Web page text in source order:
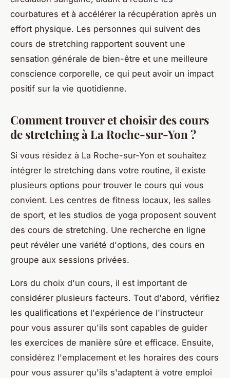
courbatures et à accélérer la récupération après un
effort physique. Les personnes qui suivent des
cours de stretching rapportent souvent une
sensation générale de bien-être et une meilleure
conscience corporelle, ce qui peut avoir un impact
positif sur la vie quotidienne.
Comment trouver et choisir des cours
de stretching à La Roche-sur-Yon ?
Si vous résidez à La Roche-sur-Yon et souhaitez
intégrer le stretching dans votre routine, il existe
plusieurs options pour trouver le cours qui vous
convient. Les centres de fitness locaux, les salles
de sport, et les studios de yoga proposent souvent
des cours de stretching. Une recherche en ligne
peut révéler une variété d'options, des cours en
groupe aux sessions privées.
Lors du choix d'un cours, il est important de
considérer plusieurs facteurs. Tout d'abord, vérifiez
les qualifications et l'expérience de l'instructeur
pour vous assurer qu'ils sont capables de guider
les exercices de manière sûre et efficace. Ensuite,
considérez l'emplacement et les horaires des cours
pour vous assurer qu'ils s'adaptent à votre emploi